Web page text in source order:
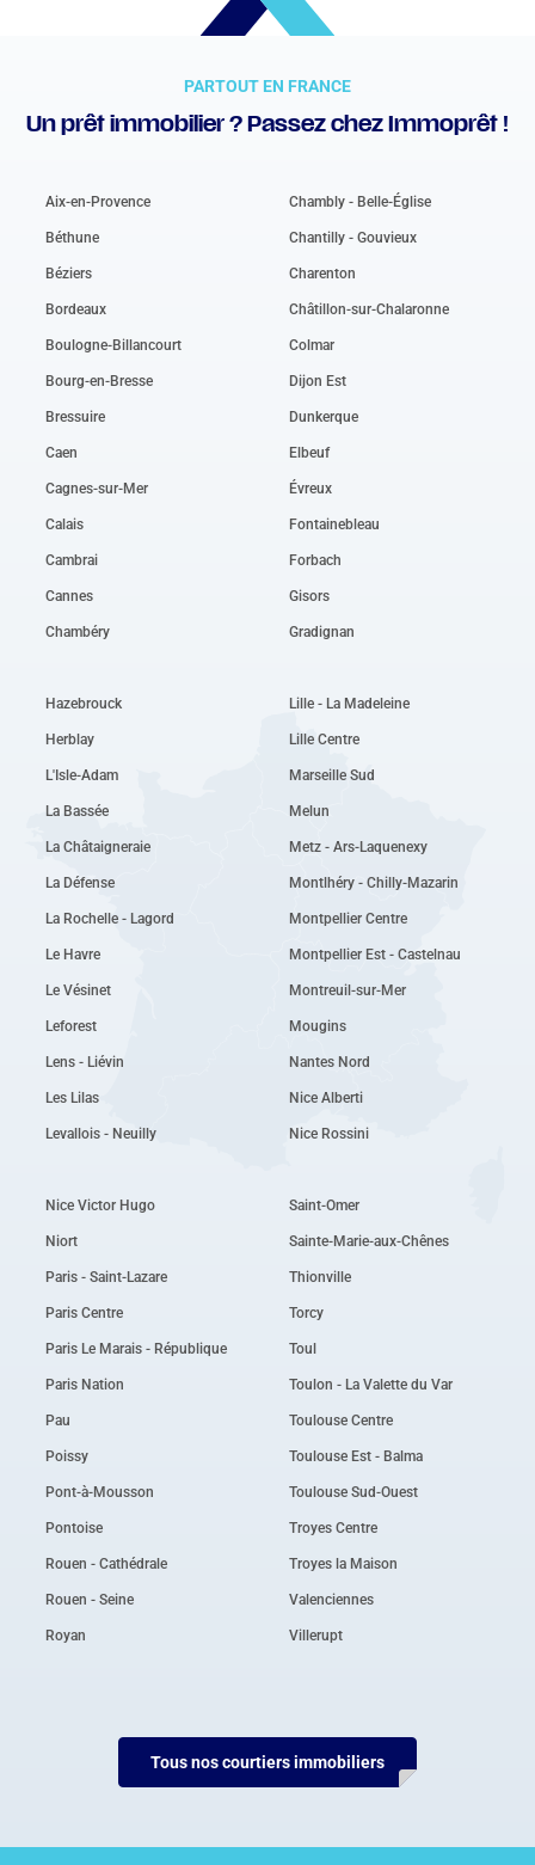
PARTOUT EN FRANCE
Un prêt immobilier ? Passez chez Immoprêt !
Aix-en-Provence
Béthune
Béziers
Bordeaux
Boulogne-Billancourt
Bourg-en-Bresse
Bressuire
Caen
Cagnes-sur-Mer
Calais
Cambrai
Cannes
Chambéry
Chambly - Belle-Église
Chantilly - Gouvieux
Charenton
Châtillon-sur-Chalaronne
Colmar
Dijon Est
Dunkerque
Elbeuf
Évreux
Fontainebleau
Forbach
Gisors
Gradignan
Hazebrouck
Herblay
L'Isle-Adam
La Bassée
La Châtaigneraie
La Défense
La Rochelle - Lagord
Le Havre
Le Vésinet
Leforest
Lens - Liévin
Les Lilas
Levallois - Neuilly
Lille - La Madeleine
Lille Centre
Marseille Sud
Melun
Metz - Ars-Laquenexy
Montlhéry - Chilly-Mazarin
Montpellier Centre
Montpellier Est - Castelnau
Montreuil-sur-Mer
Mougins
Nantes Nord
Nice Alberti
Nice Rossini
Nice Victor Hugo
Niort
Paris - Saint-Lazare
Paris Centre
Paris Le Marais - République
Paris Nation
Pau
Poissy
Pont-à-Mousson
Pontoise
Rouen - Cathédrale
Rouen - Seine
Royan
Saint-Omer
Sainte-Marie-aux-Chênes
Thionville
Torcy
Toul
Toulon - La Valette du Var
Toulouse Centre
Toulouse Est - Balma
Toulouse Sud-Ouest
Troyes Centre
Troyes la Maison
Valenciennes
Villerupt
Tous nos courtiers immobiliers